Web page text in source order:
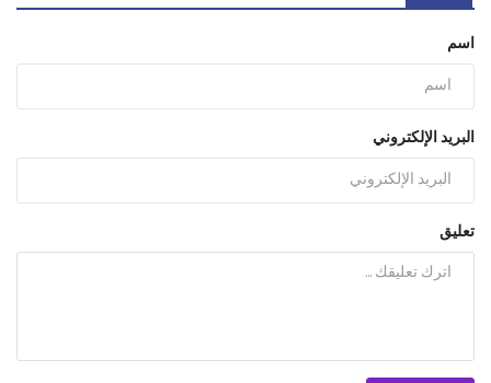
اسم
البريد الإلكتروني
تعليق